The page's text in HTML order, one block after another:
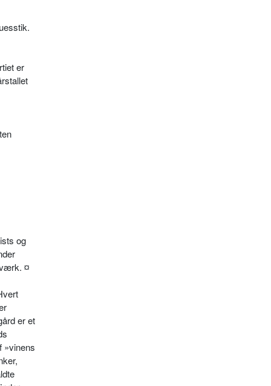
er
og
¤
er et
»vinens